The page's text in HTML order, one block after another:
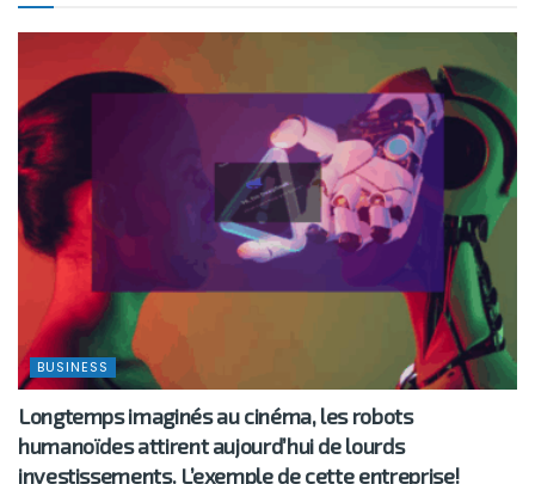
BUSINESS
Longtemps imaginés au cinéma, les robots
humanoïdes attirent aujourd’hui de lourds
investissements. L’exemple de cette entreprise!